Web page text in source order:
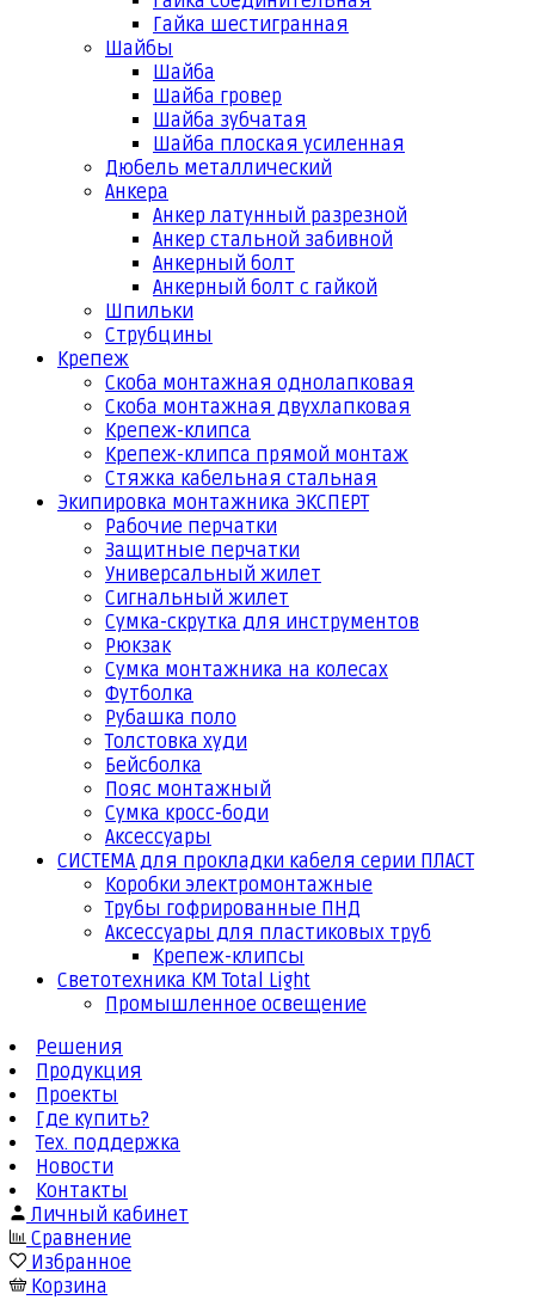
Гайка шестигранная
Шайбы
Шайба
Шайба гровер
Шайба зубчатая
Шайба плоская усиленная
Дюбель металлический
Анкера
Анкер латунный разрезной
Анкер стальной забивной
Анкерный болт
Анкерный болт с гайкой
Шпильки
Струбцины
Крепеж
Скоба монтажная однолапковая
Скоба монтажная двухлапковая
Крепеж-клипса
Крепеж-клипса прямой монтаж
Стяжка кабельная стальная
Экипировка монтажника ЭКСПЕРТ
Рабочие перчатки
Защитные перчатки
Универсальный жилет
Сигнальный жилет
Сумка-скрутка для инструментов
Рюкзак
Сумка монтажника на колесах
Футболка
Рубашка поло
Толстовка худи
Бейсболка
Пояс монтажный
Сумка кросс-боди
Аксессуары
СИСТЕМА для прокладки кабеля серии ПЛАСТ
Коробки электромонтажные
Трубы гофрированные ПНД
Аксессуары для пластиковых труб
Крепеж-клипсы
Светотехника КМ Total Light
Промышленное освещение
Решения
Продукция
Проекты
Где купить?
Тех. поддержка
Новости
Контакты
Личный кабинет
Сравнение
Избранное
Корзина